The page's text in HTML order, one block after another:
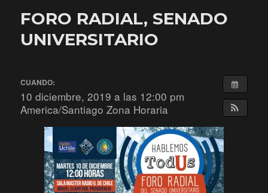
FORO RADIAL, SENADO
UNIVERSITARIO
CUANDO:
10 diciembre, 2019 a las 12:00 pm
America/Santiago Zona Horaria